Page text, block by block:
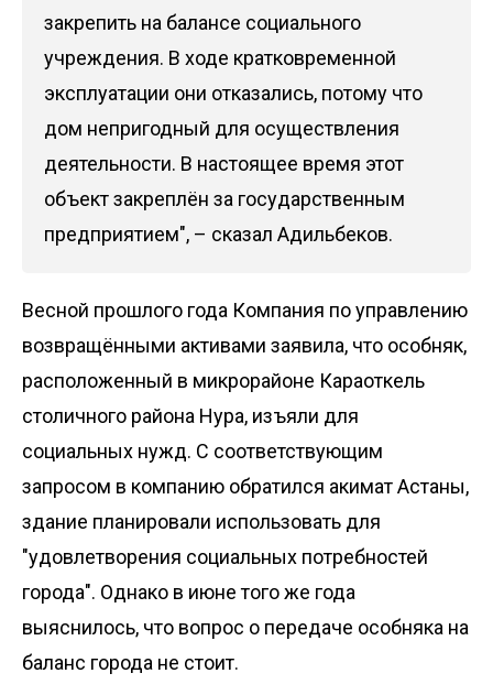
закрепить на балансе социального
учреждения. В ходе кратковременной
эксплуатации они отказались, потому что
дом непригодный для осуществления
деятельности. В настоящее время этот
объект закреплён за государственным
предприятием", – сказал Адильбеков.
Весной прошлого года Компания по управлению
возвращёнными активами заявила, что особняк,
расположенный в микрорайоне Караоткель
столичного района Нура, изъяли для
социальных нужд. С соответствующим
запросом в компанию обратился акимат Астаны,
здание планировали использовать для
"удовлетворения социальных потребностей
города". Однако в июне того же года
выяснилось, что вопрос о передаче особняка на
баланс города не стоит.